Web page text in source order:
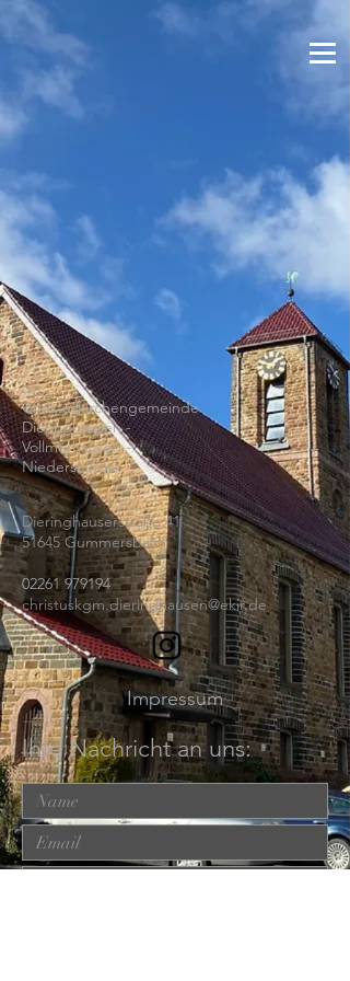
Ev.
Christuskirchengemeinde
Dieringhausen -
Vollmerhausen -
Niederseßmar
Dieringhauserstraße 41
51645 Gummersbach
02261 979194
christuskgm.dieringhausen@ekir.de
Impressum
Ihre Nachricht an uns: